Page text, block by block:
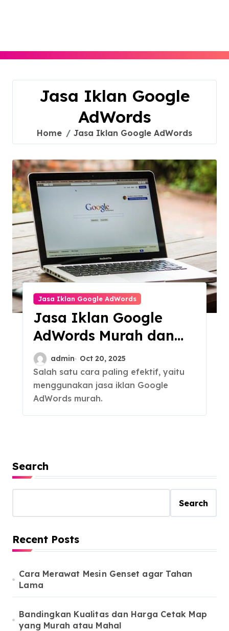
Jasa Iklan Google
AdWords
Home Jasa Iklan Google AdWords
Jasa Iklan Google AdWords
Jasa Iklan Google
AdWords Murah dan
Efektif untuk Semua
Usaha
admin Oct 20, 2025
Salah satu cara paling efektif, yaitu
menggunakan jasa iklan Google
AdWords murah.
Search
Search
Recent Posts
Cara Merawat Mesin Genset agar Tahan
Lama
Bandingkan Kualitas dan Harga Cetak Map
yang Murah atau Mahal